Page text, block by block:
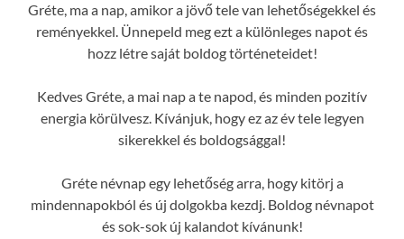
Gréte, ma a nap, amikor a jövő tele van lehetőségekkel és
reményekkel. Ünnepeld meg ezt a különleges napot és
hozz létre saját boldog történeteidet!
Kedves Gréte, a mai nap a te napod, és minden pozitív
energia körülvesz. Kívánjuk, hogy ez az év tele legyen
sikerekkel és boldogsággal!
Gréte névnap egy lehetőség arra, hogy kitörj a
mindennapokból és új dolgokba kezdj. Boldog névnapot
és sok-sok új kalandot kívánunk!